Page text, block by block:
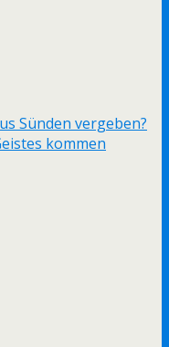
Sünden vergeben?
kommen